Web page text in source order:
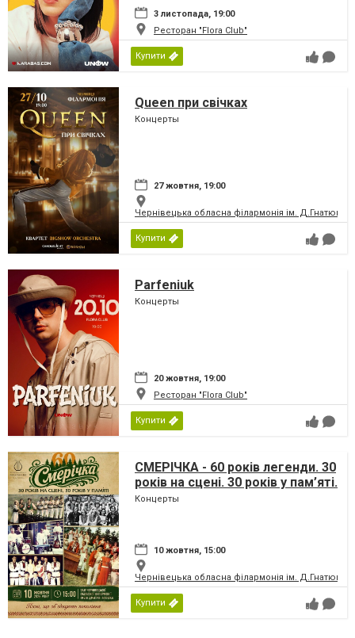
3 листопада, 19:00
Ресторан "Flora Club"
Купити
Queen при свічках
Концерты
27 жовтня, 19:00
Чернівецька обласна філармонія ім. Д.Гнатюка
Купити
Parfeniuk
Концерты
20 жовтня, 19:00
Ресторан "Flora Club"
Купити
СМЕРІЧКА - 60 років легенди. 30
років на сцені. 30 років у пам’яті.
Концерты
10 жовтня, 15:00
Чернівецька обласна філармонія ім. Д.Гнатюка
Купити